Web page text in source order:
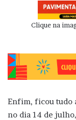
Clique na
Enfim, ficou tudo
no dia 14 de